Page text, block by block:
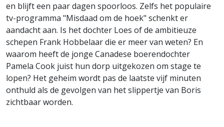
en blijft een paar dagen spoorloos. Zelfs het populaire
tv-programma "Misdaad om de hoek" schenkt er
aandacht aan. Is het dochter Loes of de ambitieuze
schepen Frank Hobbelaar die er meer van weten? En
waarom heeft de jonge Canadese boerendochter
Pamela Cook juist hun dorp uitgekozen om stage te
lopen? Het geheim wordt pas de laatste vijf minuten
onthuld als de gevolgen van het slippertje van Boris
zichtbaar worden.